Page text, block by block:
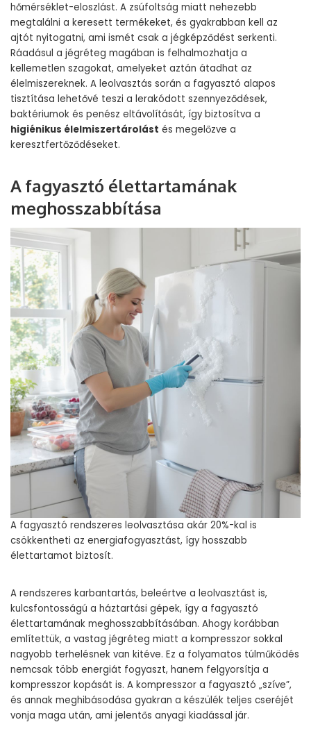
hőmérséklet-eloszlást. A zsúfoltság miatt nehezebb
megtalálni a keresett termékeket, és gyakrabban kell az
ajtót nyitogatni, ami ismét csak a jégképződést serkenti.
Ráadásul a jégréteg magában is felhalmozhatja a
kellemetlen szagokat, amelyeket aztán átadhat az
élelmiszereknek. A leolvasztás során a fagyasztó alapos
tisztítása lehetővé teszi a lerakódott szennyeződések,
baktériumok és penész eltávolítását, így biztosítva a
higiénikus élelmiszertárolást és megelőzve a
keresztfertőződéseket.
A fagyasztó élettartamának
meghosszabbítása
A fagyasztó rendszeres leolvasztása akár 20%-kal is
csökkentheti az energiafogyasztást, így hosszabb
élettartamot biztosít.
A rendszeres karbantartás, beleértve a leolvasztást is,
kulcsfontosságú a háztartási gépek, így a fagyasztó
élettartamának meghosszabbításában. Ahogy korábban
említettük, a vastag jégréteg miatt a kompresszor sokkal
nagyobb terhelésnek van kitéve. Ez a folyamatos túlműködés
nemcsak több energiát fogyaszt, hanem felgyorsítja a
kompresszor kopását is. A kompresszor a fagyasztó „szíve”,
és annak meghibásodása gyakran a készülék teljes cseréjét
vonja maga után, ami jelentős anyagi kiadással jár.